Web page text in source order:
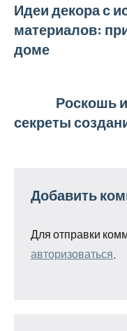
Навигация
по
Идеи декора с
материалов:
доме
Роскошь
секреты
Добавить
Для отправки
авторизоваться